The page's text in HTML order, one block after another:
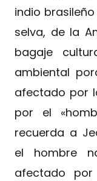
indio
selva, de la
bagaje
ambiental
afectado por
por el
recuerda a
el hombre
afectado